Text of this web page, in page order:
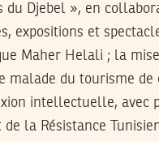
du Djebel », en
expositions et
Maher Helali ; la
malade du tourisme
intellectuelle, avec
la Résistance